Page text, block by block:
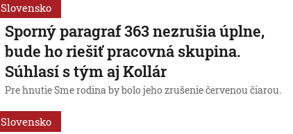
Slovensko
Sporný paragraf 363 nezrušia úplne,
bude ho riešiť pracovná skupina.
Súhlasí s tým aj Kollár
Pre hnutie Sme rodina by bolo jeho zrušenie červenou čiarou.
Slovensko